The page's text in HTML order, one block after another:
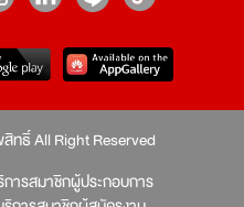
ทธิ์ All Right Reserved
การสมาชิกผู้ประกอบการ